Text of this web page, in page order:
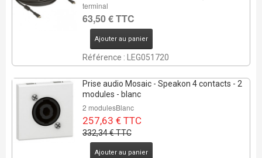
terminal
63,50 € TTC
Ajouter au panier
Référence : LEG051720
Prise audio Mosaic - Speakon 4 contacts - 2
modules - blanc
2 modulesBlanc
257,63 € TTC
332,34 € TTC
Ajouter au panier